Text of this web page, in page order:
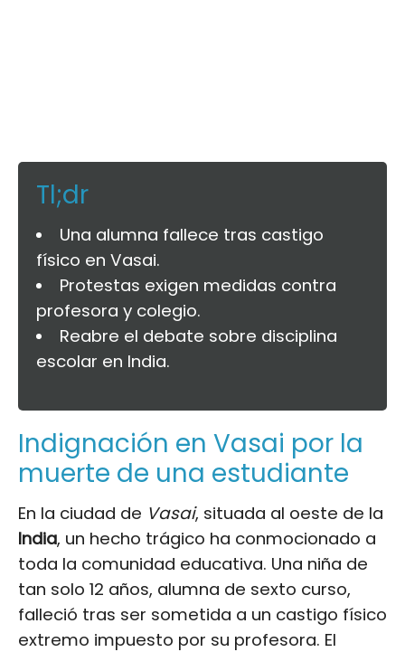
Tl;dr
Una alumna fallece tras castigo
físico en Vasai.
Protestas exigen medidas contra
profesora y colegio.
Reabre el debate sobre disciplina
escolar en India.
Indignación en Vasai por la
muerte de una estudiante
En la ciudad de Vasai, situada al oeste de la
India, un hecho trágico ha conmocionado a
toda la comunidad educativa. Una niña de
tan solo 12 años, alumna de sexto curso,
falleció tras ser sometida a un castigo físico
extremo impuesto por su profesora. El